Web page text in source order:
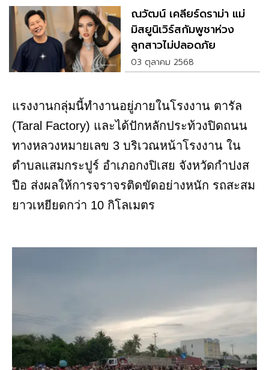
ณวัฒน์ เคลียร์ดราม่า แม่
มิสยูนิเวิร์สกัมพูชาห่วง
ลูกสาวไม่ปลอดภัย
03 ตุลาคม 2568
แรงงานกลุ่มนี้ทำงานอยู่ภายในโรงงาน ตารัล
(Taral Factory) และได้ปักหลักประท้วงปิดถนน
ทางหลวงหมายเลข 3 บริเวณหน้าโรงงาน ใน
ตำบลแสมกระปูร์ อำเภอกงปิเสย จังหวัดกำปงส
ปือ ส่งผลให้การจราจรติดขัดอย่างหนัก รถสะสม
ยาวเหยียดกว่า 10 กิโลเมตร